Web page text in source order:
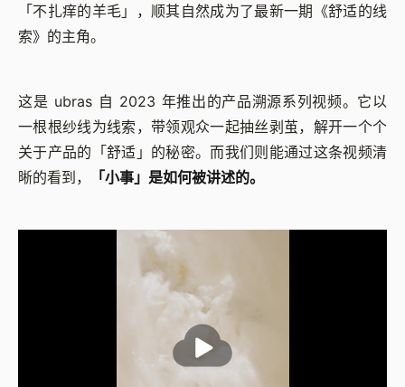
「不扎痒的羊毛」，顺其自然成为了最新一期《舒适的线
索》的主角。
这是 ubras 自 2023 年推出的产品溯源系列视频。它以
一根根纱线为线索，带领观众一起抽丝剥茧，解开一个个
关于产品的「舒适」的秘密。而我们则能通过这条视频清
晰的看到，
「小事」是如何被讲述的。